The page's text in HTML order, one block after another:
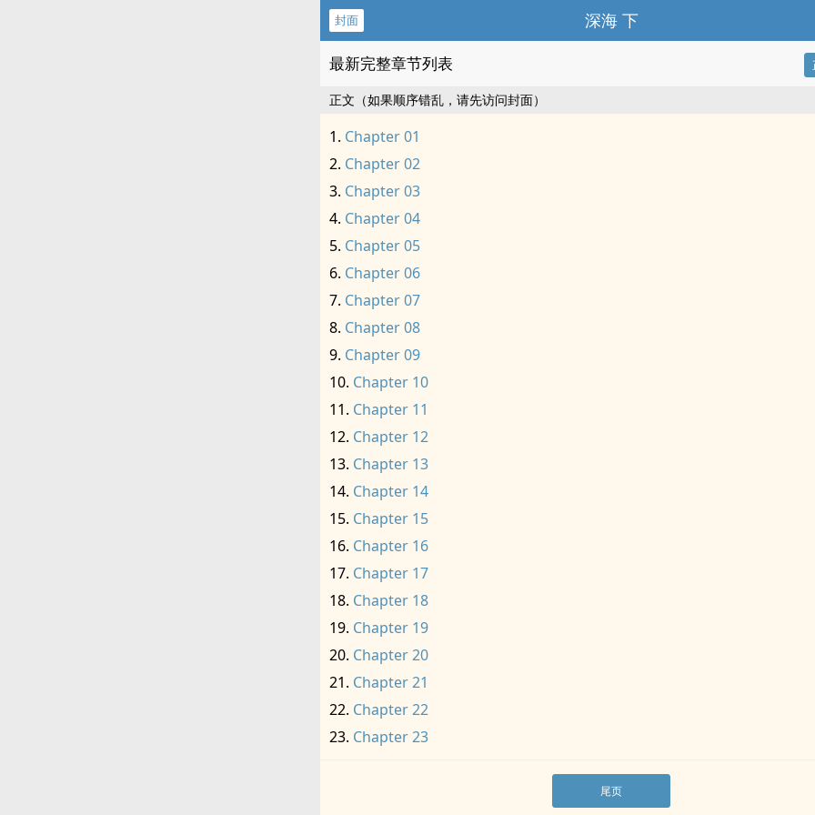
封面 深海 下
最新完整章节列表
正文（如果顺序错乱，请先访问封面）
Chapter 01
Chapter 02
Chapter 03
Chapter 04
Chapter 05
Chapter 06
Chapter 07
Chapter 08
Chapter 09
Chapter 10
Chapter 11
Chapter 12
Chapter 13
Chapter 14
Chapter 15
Chapter 16
Chapter 17
Chapter 18
Chapter 19
Chapter 20
Chapter 21
Chapter 22
Chapter 23
尾页